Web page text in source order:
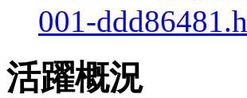
001-
活躍概況